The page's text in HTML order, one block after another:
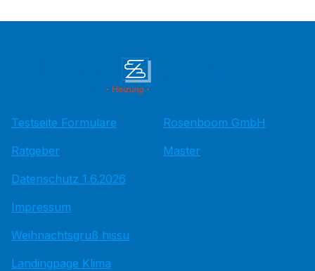
Testseite Formulare
Ratgeber
Datenschutz 1.6.2026
Impressum
Weihnachtsgruß hissu
Landingpage Klima
Rosenboom GmbH
Master